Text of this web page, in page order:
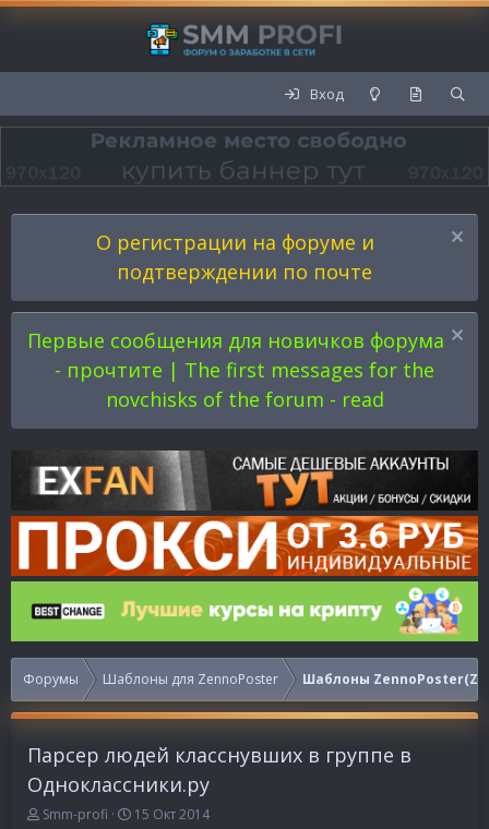
Вход
О регистрации на форуме и
подтверждении по почте
Первые сообщения для новичков форума
- прочтите | The first messages for the
novchisks of the forum - read
Форумы Шаблоны для ZennoPoster Шаблоны
Парсер людей класснувших в группе в
Одноклассники.ру
А
Smm-profi
Д
15 Окт 2014